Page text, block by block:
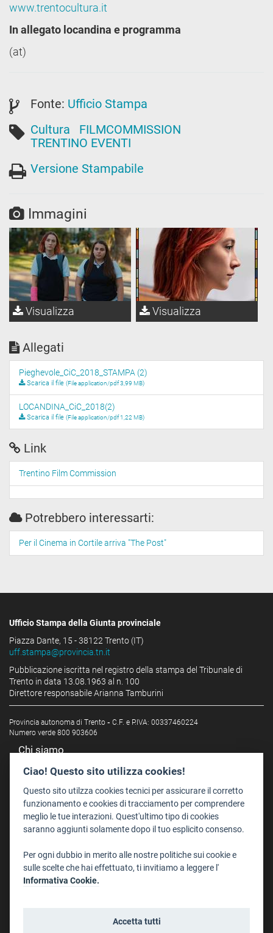
www.trentocultura.it
In allegato locandina e programma
(at)
Fonte: Ufficio Stampa
Cultura
FILMCOMMISSION
TRENTINO EVENTI
Versione Stampabile
Immagini
Visualizza Visualizza
Allegati
Pieghevole_CiC_2018_STAMPA (2)
Scarica il file (File application/pdf 3,99 MB)
LOCANDINA_CiC_2018(2)
Scarica il file (File application/pdf 1,22 MB)
Link
Trentino Film Commission
Potrebbero interessarti:
Per il Cinema in Cortile arriva "The Post"
Ufficio Stampa della Giunta provinciale
Piazza Dante, 15 - 38122 Trento (IT)
uff.stampa@provincia.tn.it
Pubblicazione iscritta nel registro della stampa del Tribunale di
Trento in data 13.08.1963 al n. 100
Direttore responsabile Arianna Tamburini
Provincia autonoma di Trento - C.F. e P.IVA: 00337460224
Numero verde 800 903606
Chi siamo
Redazione
Staff
Format - Centro Audiovisivi
Trentino Film Commission
Dove Siamo
Struttura di riferimento
Ciao! Questo sito utilizza cookies!
Questo sito utilzza cookies tecnici per assicurare il corretto
funzionamento e cookies di tracciamento per comprendere
meglio le tue interazioni. Quest'ultimo tipo di cookies
saranno aggiunti solamente dopo il tuo esplicito consenso.
Per ogni dubbio in merito alle nostre politiche sui cookie e
sulle scelte che hai effettuato, ti invitiamo a leggere l'
Informativa Cookie.
Accetta tutti